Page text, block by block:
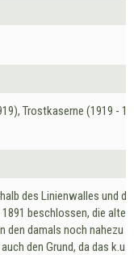
Trostkaserne (1919 -
des Linienwalles und
beschlossen, die alten
den damals noch nahezu
den Grund, da das